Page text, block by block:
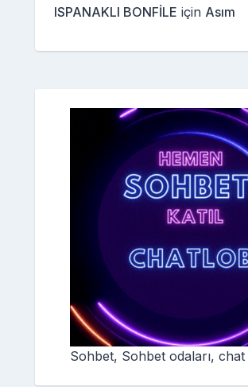
ISPANAKLI BONFİLE için Asım
Sohbet, Sohbet odaları, chat